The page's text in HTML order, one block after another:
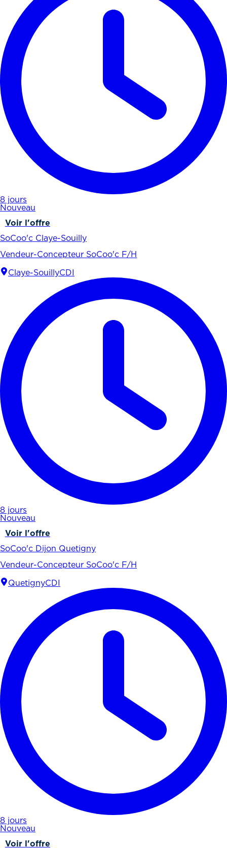
8 jours
Nouveau
Voir l'offre
SoCoo'c Claye-Souilly
Vendeur-Concepteur SoCoo'c F/H
Claye-SouillyCDI
8 jours
Nouveau
Voir l'offre
SoCoo'c Dijon Quetigny
Vendeur-Concepteur SoCoo'c F/H
QuetignyCDI
8 jours
Nouveau
Voir l'offre